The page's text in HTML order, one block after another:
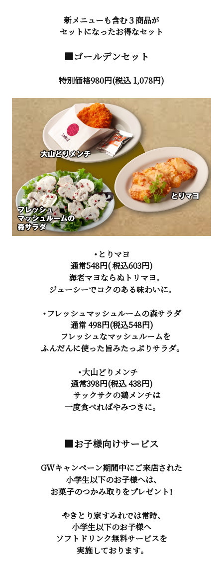
新メニューも含む３商品が
セットになったお得なセット
■ゴールデンセット
特別価格980円(税込 1,078円)
・とりマヨ
通常548円( 税込603円)
海老マヨならぬトリマヨ。
ジューシーでコクのある味わいに。
・フレッシュマッシュルームの森サラダ
通常 498円(税込548円)
フレッシュなマッシュルームを
ふんだんに使った旨みたっぷりサラダ。
・大山どりメンチ
通常398円(税込 438円)
サックサクの鶏メンチは
一度食べればやみつきに。
■お子様向けサービス
GWキャンペーン期間中にご来店された
小学生以下のお子様へは、
お菓子のつかみ取りをプレゼント！
やきとり家すみれでは常時、
小学生以下のお子様へ
ソフトドリンク無料サービスを
実施しております。